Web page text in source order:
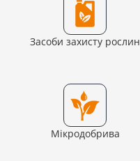
Засоби захисту рослин
Мікродобрива